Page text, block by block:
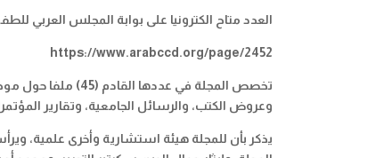
العدد متاح الكترونيا على بوابة المجلس العربي
https://www.arabccd.org/page/2452
تخصص المجلة في
وعروض الكتب، والرسائل الجامعية، وتقارير
يذكر بأن للمجلة هيئة استشارية وأخرى علمية،